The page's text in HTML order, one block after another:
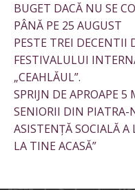
BUGET DACĂ NU SE
PÂNĂ PE 25 AUGUST
PESTE TREI DECENTII
FESTIVALULUI
„CEAHLĂUL”.
SPRIJN DE APROAPE
SENIORII DIN PIATRA-
ASISTENȚĂ SOCIALĂ A
LA TINE ACASĂ”